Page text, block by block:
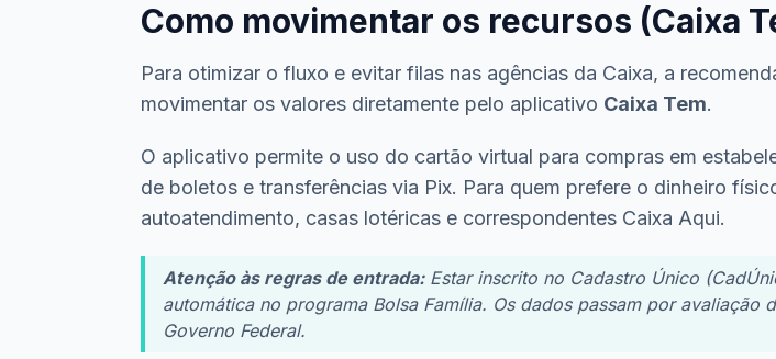
Como movimentar os recursos (Caixa
Para otimizar o fluxo e evitar filas nas agências da Caixa, a
movimentar os valores diretamente pelo aplicativo Caixa Tem.
O aplicativo permite o uso do cartão virtual para compras em
de boletos e transferências via Pix. Para quem prefere o dinheiro
autoatendimento, casas lotéricas e correspondentes Caixa Aqui.
Atenção às regras de entrada:Estar inscrito no Cadastro Único
automática no programa Bolsa Família. Os dados passam por
Governo Federal.